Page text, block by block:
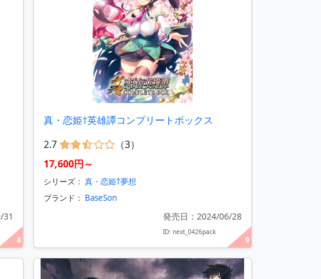
8
31
9
真・恋姫†英雄譚コンプリートボックス
2.7
（3）
17,600円～
シリーズ： 真・恋姫†夢想
ブランド： BaseSon
発売日：2024/06/28
ID: next_0426pack